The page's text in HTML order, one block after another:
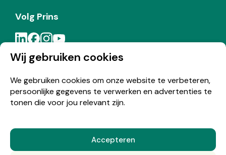
Wij gebruiken cookies
We gebruiken cookies om onze website te verbeteren,
persoonlijke gegevens te verwerken en advertenties te
tonen die voor jou relevant zijn.
Accepteren
Volg Prins
Meld je aan voor de Prins nieuwsbrief
© Copyright 2026 Prins